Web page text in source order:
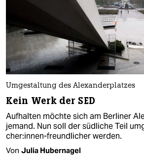
Umgestaltung des Alexanderplatzes
Kein Werk der SED
Aufhalten möchte sich am Berliner
jemand. Nun soll der südliche Teil
che­r:in­nen-freundlicher werden.
Von Julia Hubernagel